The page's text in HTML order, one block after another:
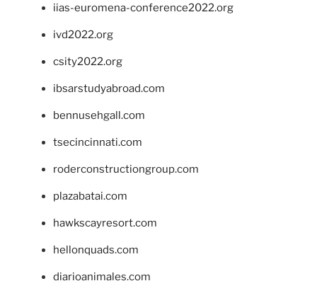
iias-euromena-conference2022.org
ivd2022.org
csity2022.org
ibsarstudyabroad.com
bennusehgall.com
tsecincinnati.com
roderconstructiongroup.com
plazabatai.com
hawkscayresort.com
hellonquads.com
diarioanimales.com